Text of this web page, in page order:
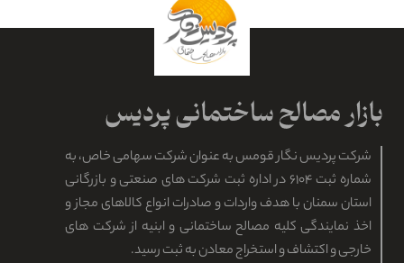
شرکت پردیس نگار قومس به عنوان شرکت سهامی خاص، به
شماره ثبت ۶۱۰۴ در اداره ثبت شرکت های صنعتی و بازرگانی
استان سمنان با هدف واردات و صادرات انواع کالاهای مجاز و
اخذ نمایندگی کلیه مصالح ساختمانی و ابنیه از شرکت های
خارجی و اکتشاف و استخراج معادن به ثبت رسید.